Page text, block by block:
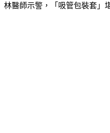
林醫師示警，「吸管包裝套」